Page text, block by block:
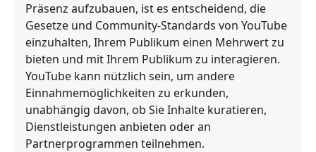
Präsenz aufzubauen, ist es entscheidend, die
Gesetze und Community-Standards von YouTube
einzuhalten, Ihrem Publikum einen Mehrwert zu
bieten und mit Ihrem Publikum zu interagieren.
YouTube kann nützlich sein, um andere
Einnahmemöglichkeiten zu erkunden,
unabhängig davon, ob Sie Inhalte kuratieren,
Dienstleistungen anbieten oder an
Partnerprogrammen teilnehmen.